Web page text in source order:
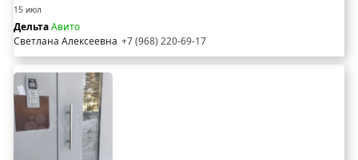
15 июл
ДельтаАвито
Светлана Алексеевна +7 (968) 220-69-17